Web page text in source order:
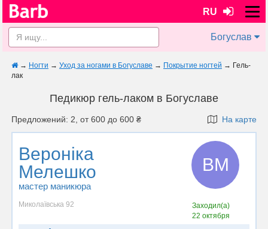
RU
Богуслав
→ Ногти → Уход за ногами в Богуславе → Покрытие ногтей → Гель-
лак
Педикюр гель-лаком в Богуславе
Предложений: 2, от 600 до 600 ₴ На карте
Вероніка
Мелешко
мастер маникюра
ВМ
Миколаївська 92
Заходил(а)
22 октября